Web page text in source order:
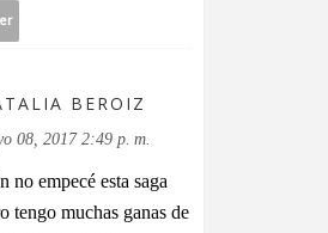
BEROIZ
08, 2017 2:49 p. m.
no empecé esta saga
tengo muchas ganas de